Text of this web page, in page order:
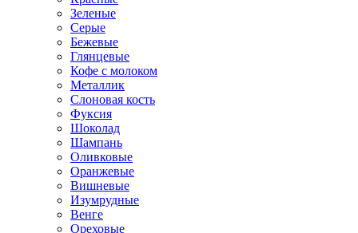
Зеленые
Серые
Бежевые
Глянцевые
Кофе с молоком
Металлик
Слоновая кость
Фуксия
Шоколад
Шампань
Оливковые
Оранжевые
Вишневые
Изумрудные
Венге
Ореховые